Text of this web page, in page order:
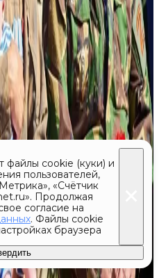
файлы cookie (куки) и
пользователей,
«Счётчик
Продолжая
согласие на
. Файлы cookie
браузера